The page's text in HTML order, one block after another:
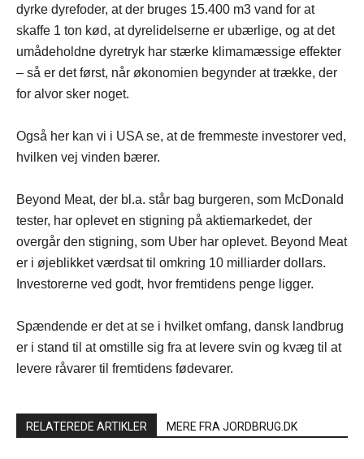
dyrke dyrefoder, at der bruges 15.400 m3 vand for at
skaffe 1 ton kød, at dyrelidelserne er ubærlige, og at det
umådeholdne dyretryk har stærke klimamæssige effekter
– så er det først, når økonomien begynder at trække, der
for alvor sker noget.
Også her kan vi i USA se, at de fremmeste investorer ved,
hvilken vej vinden bærer.
Beyond Meat, der bl.a. står bag burgeren, som McDonald
tester, har oplevet en stigning på aktiemarkedet, der
overgår den stigning, som Uber har oplevet. Beyond Meat
er i øjeblikket værdsat til omkring 10 milliarder dollars.
Investorerne ved godt, hvor fremtidens penge ligger.
Spændende er det at se i hvilket omfang, dansk landbrug
er i stand til at omstille sig fra at levere svin og kvæg til at
levere råvarer til fremtidens fødevarer.
RELATEREDE ARTIKLER MERE FRA JORDBRUG.DK